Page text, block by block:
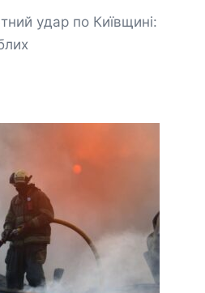
удар по Київщині: